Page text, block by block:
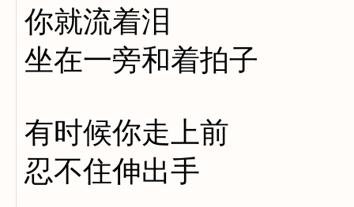
你就流着泪
坐在一旁和着拍子
有时候你走上前
忍不住伸出手